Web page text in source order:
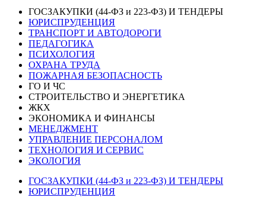
ГОСЗАКУПКИ (44-ФЗ и 223-ФЗ) И ТЕНДЕРЫ
ЮРИСПРУДЕНЦИЯ
ТРАНСПОРТ И АВТОДОРОГИ
ПЕДАГОГИКА
ПСИХОЛОГИЯ
ОХРАНА ТРУДА
ПОЖАРНАЯ БЕЗОПАСНОСТЬ
ГО И ЧС
СТРОИТЕЛЬСТВО И ЭНЕРГЕТИКА
ЖКХ
ЭКОНОМИКА И ФИНАНСЫ
МЕНЕДЖМЕНТ
УПРАВЛЕНИЕ ПЕРСОНАЛОМ
ТЕХНОЛОГИЯ И СЕРВИС
ЭКОЛОГИЯ
ГОСЗАКУПКИ (44-ФЗ и 223-ФЗ) И ТЕНДЕРЫ
ЮРИСПРУДЕНЦИЯ